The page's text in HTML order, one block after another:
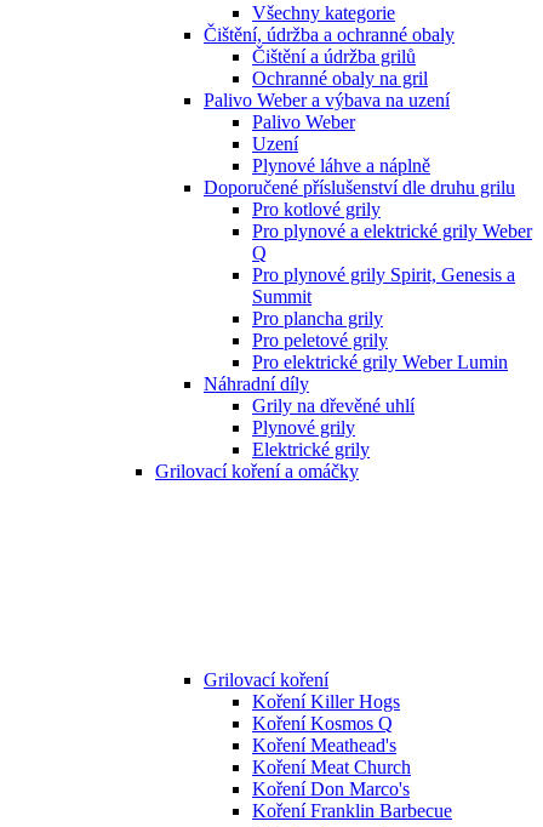
Všechny kategorie
Čištění, údržba a ochranné obaly
Čištění a údržba grilů
Ochranné obaly na gril
Palivo Weber a výbava na uzení
Palivo Weber
Uzení
Plynové láhve a náplně
Doporučené příslušenství dle druhu grilu
Pro kotlové grily
Pro plynové a elektrické grily Weber
Q
Pro plynové grily Spirit, Genesis a
Summit
Pro plancha grily
Pro peletové grily
Pro elektrické grily Weber Lumin
Náhradní díly
Grily na dřevěné uhlí
Plynové grily
Elektrické grily
Grilovací koření a omáčky
Grilovací koření
Koření Killer Hogs
Koření Kosmos Q
Koření Meathead's
Koření Meat Church
Koření Don Marco's
Koření Franklin Barbecue